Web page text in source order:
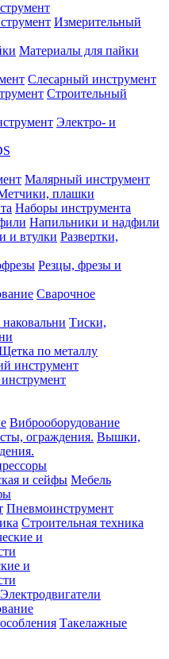
Измерительный
Материалы для пайки
Слесарный инструмент
Строительный
Электро- и
Малярный инструмент
плашки
Наборы инструмента
Напильники и надфили
Развертки,
Резцы, фрезы и
Сварочное
Тиски,
по металлу
Виброоборудование
Вышки,
Мебель
Пневмоинструмент
Строительная техника
и
Электродвигатели
Такелажные